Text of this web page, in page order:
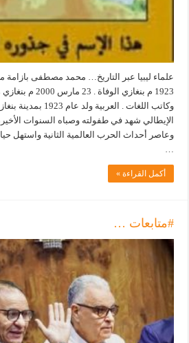
علماء ليبيا عبر التاريخ… محمد مصطفى بازامة
1923 م بنغازي
وكاتب اللغات .
الإيطالي شهد في طفولته وصباه السنوات
وعاصر أحداث الحرب العالمية الثانية واستهل
أكمل القراءة »
#متابعات …